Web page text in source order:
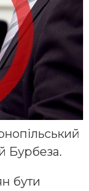
Бурбеза.
бути